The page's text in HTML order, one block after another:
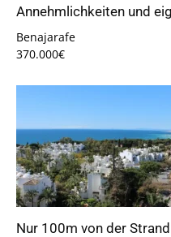
Annehmlichkeiten und
Benajarafe
370.000€
Nur 100m von der